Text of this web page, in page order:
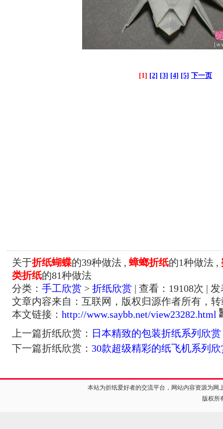
[1] [2] [3] [4] [5] 下一页
关于折纸蝴蝶的39种做法 , 蟑螂折纸的1种做法 ,
类折纸的81种做法
分类： 手工欣赏 > 折纸欣赏 | 查看： 19108次 | 发
文章内容来自：互联网，版权归源作者所有，
本文链接： http://www.saybb.net/view23282.html
上一篇折纸欣赏： 日本精致的包装折纸系列欣赏
下一篇折纸欣赏： 30款超级精彩的纸飞机系列欣
本站为折纸爱好者的交流平台，网站内容资源为
版权所